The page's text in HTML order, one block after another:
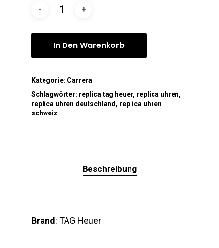
In Den Warenkorb
Kategorie: Carrera
Schlagwörter: replica tag heuer, replica uhren,
replica uhren deutschland , replica uhren
schweiz
Beschreibung
Brand: TAG Heuer